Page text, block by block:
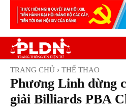
TRANG CHỦ THỂ THAO
Phương Linh dừng
giải Billiards PBA